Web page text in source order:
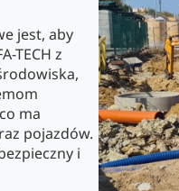
jest, aby
TECH z
ma
pojazdów.
i